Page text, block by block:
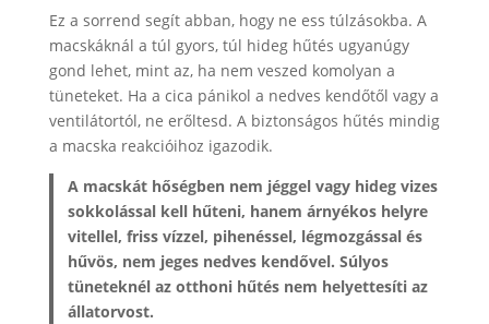
Ez a sorrend segít abban, hogy ne ess túlzásokba. A
macskáknál a túl gyors, túl hideg hűtés ugyanúgy
gond lehet, mint az, ha nem veszed komolyan a
tüneteket. Ha a cica pánikol a nedves kendőtől vagy a
ventilátortól, ne erőltesd. A biztonságos hűtés mindig
a macska reakcióihoz igazodik.
A macskát hőségben nem jéggel vagy hideg vizes
sokkolással kell hűteni, hanem árnyékos helyre
vitellel, friss vízzel, pihenéssel, légmozgással és
hűvös, nem jeges nedves kendővel. Súlyos
tüneteknél az otthoni hűtés nem helyettesíti az
állatorvost.